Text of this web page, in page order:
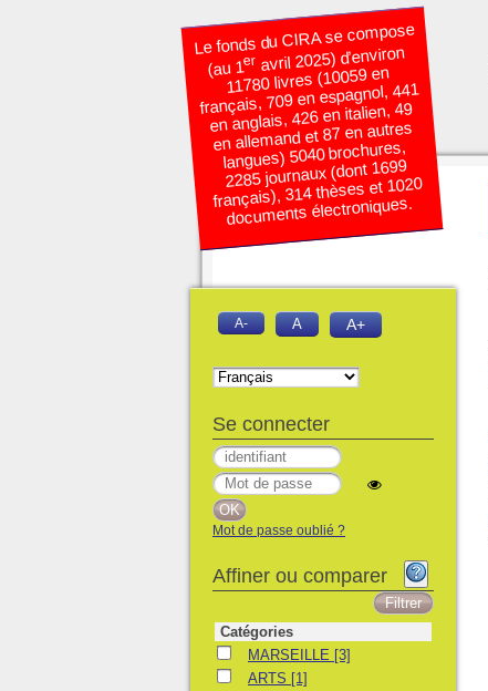
Le fonds du CIRA se compose
(au 1eravril 2025) d’environ
11780 livres (10059 en
français, 709 en espagnol, 441
en anglais, 426 en italien, 49
en allemand et 87 en autres
langues) 5040 brochures,
2285 journaux (dont 1699
français), 314 thèses et 1020
documents électroniques.
A- A A+
Se connecter
Mot de passe oublié ?
Affiner ou comparer
Catégories
MARSEILLE
MARSEILLE [3]
ARTSARTS [1]